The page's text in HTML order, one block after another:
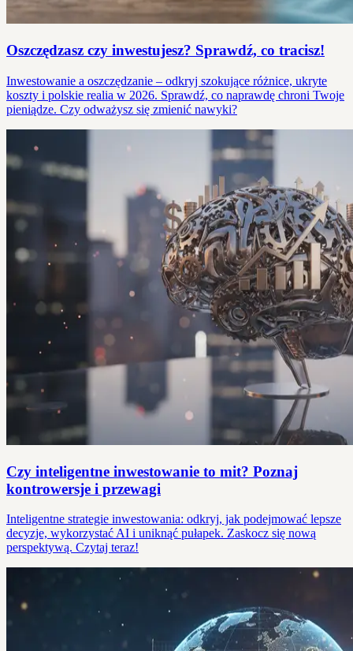
Oszczędzasz czy inwestujesz? Sprawdź, co tracisz!
Inwestowanie a oszczędzanie – odkryj szokujące różnice, ukryte
koszty i polskie realia w 2026. Sprawdź, co naprawdę chroni Twoje
pieniądze. Czy odważysz się zmienić nawyki?
Czy inteligentne inwestowanie to mit? Poznaj
kontrowersje i przewagi
Inteligentne strategie inwestowania: odkryj, jak podejmować lepsze
decyzje, wykorzystać AI i uniknąć pułapek. Zaskocz się nową
perspektywą. Czytaj teraz!